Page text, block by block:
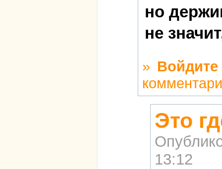
но
не
» Войдите
Это
13:12